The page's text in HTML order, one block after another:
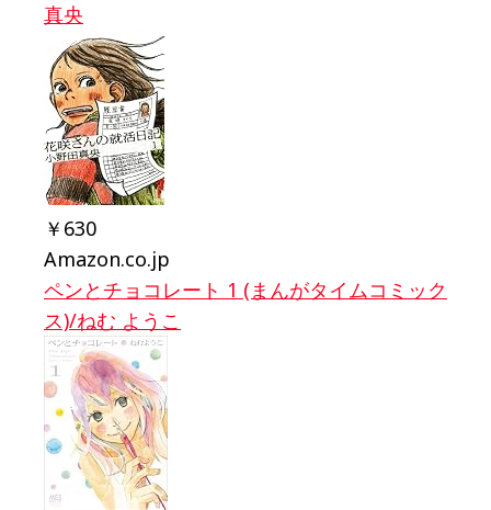
真央
￥630
Amazon.co.jp
ペンとチョコレート 1 (まんがタイムコミック
ス)/ねむ ようこ